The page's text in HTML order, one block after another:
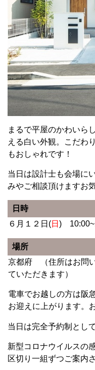
まるで平屋のかわいら
える白い外観。こだわ
もおしゃれです！
当日は設計士も会場に
みやご相談頂けますお
日時
６月１２日(日 )
場所
京都府 （住所はお問
ていただきます）
電車でお越しの方は阪
お迎えに上がります。
当日は完全予約制とし
新型コロナウイルスの
区切り一組ずつご案内